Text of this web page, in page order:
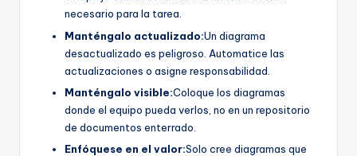
necesario para la tarea.
Manténgalo actualizado:Un diagrama
desactualizado es peligroso. Automatice las
actualizaciones o asigne responsabilidad.
Manténgalo visible:Coloque los diagramas
donde el equipo pueda verlos, no en un repositorio
de documentos enterrado.
Enfóquese en el valor:Solo cree diagramas que